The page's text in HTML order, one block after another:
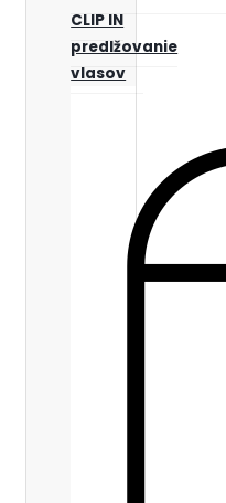
CLIP IN
predlžovanie
vlasov